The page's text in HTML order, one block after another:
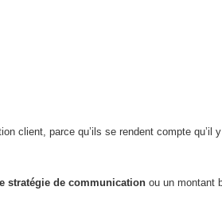
client, parce qu’ils se rendent compte qu’il
stratégie de communication ou un montant